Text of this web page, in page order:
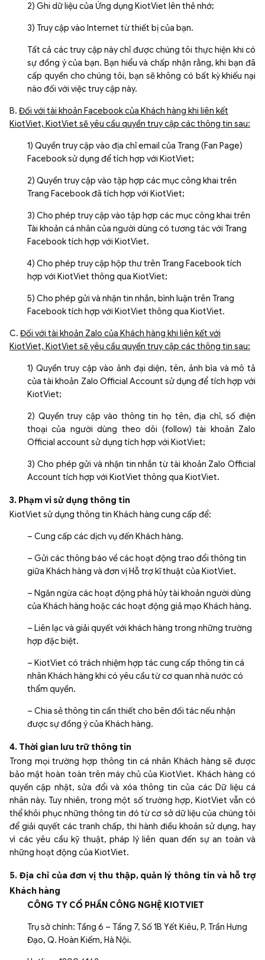
2) Ghi dữ liệu của Ứng dụng KiotViet lên thẻ nhớ;
3) Truy cập vào Internet từ thiết bị của bạn.
Tất cả các truy cập này chỉ được chúng tôi thực hiện khi có
sự đồng ý của bạn. Bạn hiểu và chấp nhận rằng, khi bạn đã
cấp quyền cho chúng tôi, bạn sẽ không có bất kỳ khiếu nại
nào đối với việc truy cập này.
B. Đối với tài khoản Facebook của Khách hàng khi liên kết
KiotViet, KiotViet sẽ yêu cầu quyền truy cập các thông tin sau:
1) Quyền truy cập vào địa chỉ email của Trang (Fan Page)
Facebook sử dụng để tích hợp với KiotViet;
2) Quyền truy cập vào tập hợp các mục công khai trên
Trang Facebook đã tích hợp với KiotViet;
3) Cho phép truy cập vào tập hợp các mục công khai trên
Tài khoản cá nhân của người dùng có tương tác với Trang
Facebook tích hợp với KiotViet.
4) Cho phép truy cập hộp thư trên Trang Facebook tích
hợp với KiotViet thông qua KiotViet;
5) Cho phép gửi và nhận tin nhắn, bình luận trên Trang
Facebook tích hợp với KiotViet thông qua KiotViet.
C. Đối với tài khoản Zalo của Khách hàng khi liên kết với
KiotViet, KiotViet sẽ yêu cầu quyền truy cập các thông tin sau:
1) Quyền truy cập vào ảnh đại diện, tên, ảnh bìa và mô tả
của tài khoản Zalo Official Account sử dụng để tích hợp với
KiotViet;
2) Quyền truy cập vào thông tin họ tên, địa chỉ, số điện
thoại của người dùng theo dõi (follow) tài khoản Zalo
Official account sử dụng tích hợp với KiotViet;
3) Cho phép gửi và nhận tin nhắn từ tài khoản Zalo Official
Account tích hợp với KiotViet thông qua KiotViet.
3. Phạm vi sử dụng thông tin
KiotViet sử dụng thông tin Khách hàng cung cấp để:
– Cung cấp các dịch vụ đến Khách hàng.
– Gửi các thông báo về các hoạt động trao đổi thông tin
giữa Khách hàng và đơn vị Hỗ trợ kĩ thuật của KiotViet.
– Ngăn ngừa các hoạt động phá hủy tài khoản người dùng
của Khách hàng hoặc các hoạt động giả mạo Khách hàng.
– Liên lạc và giải quyết với khách hàng trong những trường
hợp đặc biệt.
– KiotViet có trách nhiệm hợp tác cung cấp thông tin cá
nhân Khách hàng khi có yêu cầu từ cơ quan nhà nước có
thẩm quyền.
– Chia sẻ thông tin cần thiết cho bên đối tác nếu nhận
được sự đồng ý của Khách hàng.
4. Thời gian lưu trữ thông tin
Trong mọi trường hợp thông tin cá nhân Khách hàng sẽ được
bảo mật hoàn toàn trên máy chủ của KiotViet. Khách hàng có
quyền cập nhật, sửa đổi và xóa thông tin của các Dữ liệu cá
nhân này. Tuy nhiên, trong một số trường hợp, KiotViet vẫn có
thể khôi phục những thông tin đó từ cơ sở dữ liệu của chúng tôi
để giải quyết các tranh chấp, thi hành điều khoản sử dụng, hay
vì các yêu cầu kỹ thuật, pháp lý liên quan đến sự an toàn và
những hoạt động của KiotViet.
5. Địa chỉ của đơn vị thu thập, quản lý thông tin và hỗ trợ
Khách hàng
CÔNG TY CỔ PHẦN CÔNG NGHỆ KIOTVIET
Trụ sở chính: Tầng 6 – Tầng 7, Số 1B Yết Kiêu, P. Trần Hưng
Đạo, Q. Hoàn Kiếm, Hà Nội.